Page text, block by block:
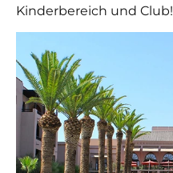
Kinderbereich und Club!